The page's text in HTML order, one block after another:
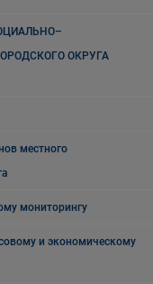
ОКРУГА
местного
мониторингу
и экономическому